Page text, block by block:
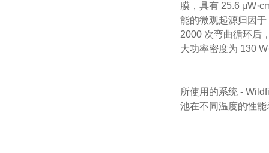
膜，具有 25.6
能的微观起源归因于
2000 次弯曲循环后
大功率密度为 130
所使用的系统 -
池在不同温度的性能表现